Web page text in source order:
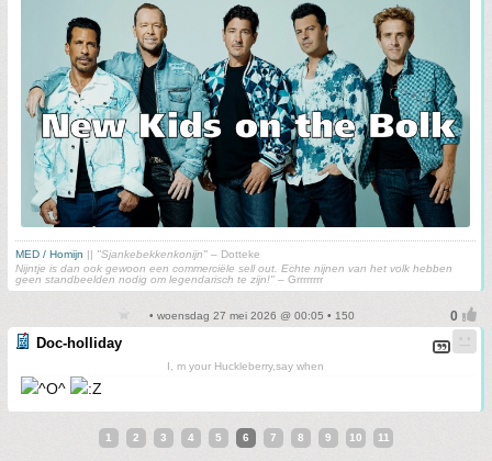
MED / Homijn || "Sjankebekkenkonijn" – Dotteke
Nijntje is dan ook gewoon een commerciële sell out. Echte nijnen van het volk hebben
geen standbeelden nodig om legendarisch te zijn!" – Grrrrrrrr
• woensdag 27 mei 2026 @ 00:05 • 150
Doc-holliday
I, m your Huckleberry,say when
1 2 3 4 5 6 7 8 9 10 11